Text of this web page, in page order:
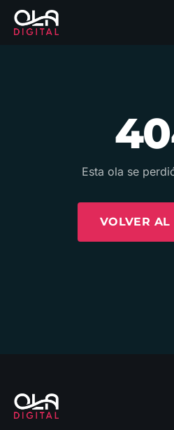
Esta ola se
VOLVER AL